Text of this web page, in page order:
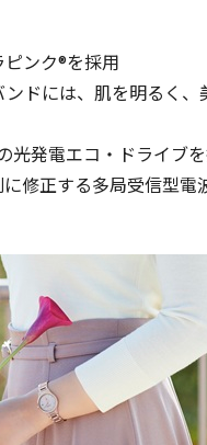
ンク®を採⽤
ンドには、肌を明るく
光発電エコ・ドライブ
修正する多局受信型電